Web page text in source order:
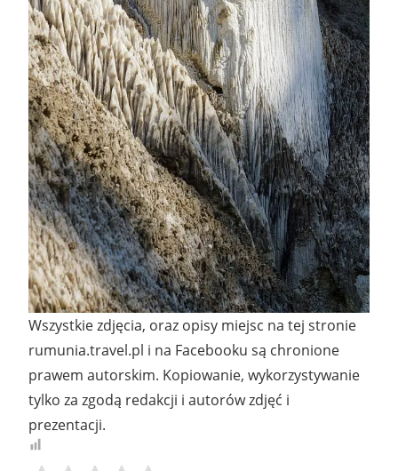
Wszystkie zdjęcia, oraz opisy miejsc na tej stronie
rumunia.travel.pl i na Facebooku są chronione
prawem autorskim. Kopiowanie, wykorzystywanie
tylko za zgodą redakcji i autorów zdjęć i
prezentacji.